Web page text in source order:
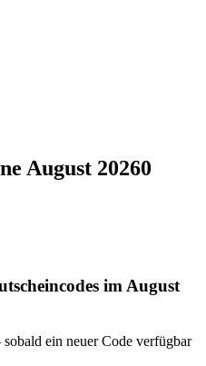
August 20260
im August
ein neuer Code verfügbar